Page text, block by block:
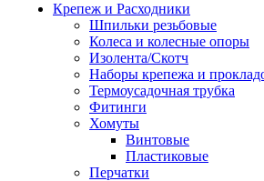
Крепеж и Расходники
Шпильки резьбовые
Колеса и колесные опоры
Изолента/Скотч
Наборы крепежа и
Термоусадочная трубка
Фитинги
Хомуты
Винтовые
Пластиковые
Перчатки